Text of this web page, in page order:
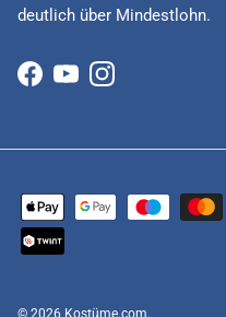
deutlich über Mindestlohn.
Facebook
YouTubeInstagram